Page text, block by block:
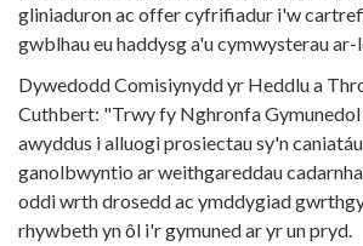
gliniaduron ac offer cyfrifiadur i'w
gwblhau eu haddysg a'u cymwysterau ar-
Dywedodd Comisiynydd yr Heddlu a
Cuthbert: "Trwy fy Nghronfa
awyddus i alluogi prosiectau sy'n
ganolbwyntio ar weithgareddau
oddi wrth drosedd ac ymddygiad
rhywbeth yn ôl i'r gymuned ar yr un pryd.